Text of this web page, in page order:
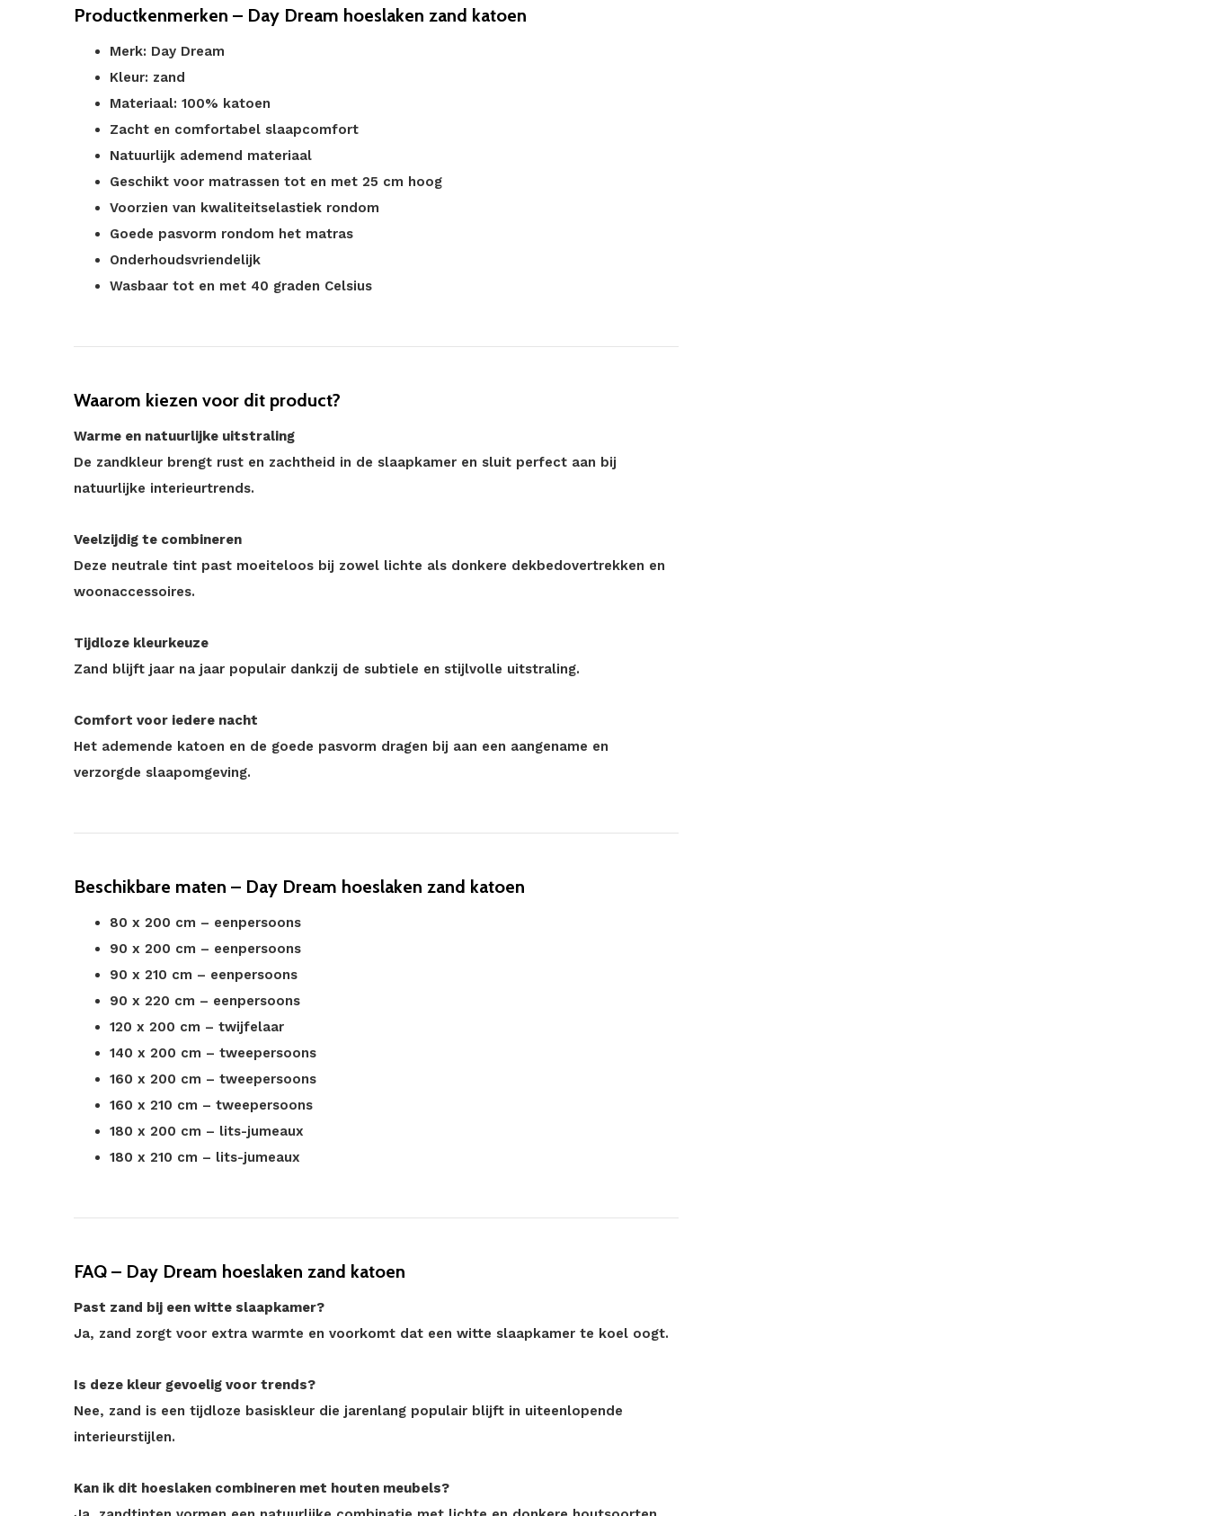
Productkenmerken – Day Dream hoeslaken zand katoen
Merk: Day Dream
Kleur: zand
Materiaal: 100% katoen
Zacht en comfortabel slaapcomfort
Natuurlijk ademend materiaal
Geschikt voor matrassen tot en met 25 cm hoog
Voorzien van kwaliteitselastiek rondom
Goede pasvorm rondom het matras
Onderhoudsvriendelijk
Wasbaar tot en met 40 graden Celsius
Waarom kiezen voor dit product?
Warme en natuurlijke uitstraling
De zandkleur brengt rust en zachtheid in de slaapkamer en sluit perfect aan bij
natuurlijke interieurtrends.
Veelzijdig te combineren
Deze neutrale tint past moeiteloos bij zowel lichte als donkere dekbedovertrekken en
woonaccessoires.
Tijdloze kleurkeuze
Zand blijft jaar na jaar populair dankzij de subtiele en stijlvolle uitstraling.
Comfort voor iedere nacht
Het ademende katoen en de goede pasvorm dragen bij aan een aangename en
verzorgde slaapomgeving.
Beschikbare maten – Day Dream hoeslaken zand katoen
80 x 200 cm – eenpersoons
90 x 200 cm – eenpersoons
90 x 210 cm – eenpersoons
90 x 220 cm – eenpersoons
120 x 200 cm – twijfelaar
140 x 200 cm – tweepersoons
160 x 200 cm – tweepersoons
160 x 210 cm – tweepersoons
180 x 200 cm – lits-jumeaux
180 x 210 cm – lits-jumeaux
FAQ – Day Dream hoeslaken zand katoen
Past zand bij een witte slaapkamer?
Ja, zand zorgt voor extra warmte en voorkomt dat een witte slaapkamer te koel oogt.
Is deze kleur gevoelig voor trends?
Nee, zand is een tijdloze basiskleur die jarenlang populair blijft in uiteenlopende
interieurstijlen.
Kan ik dit hoeslaken combineren met houten meubels?